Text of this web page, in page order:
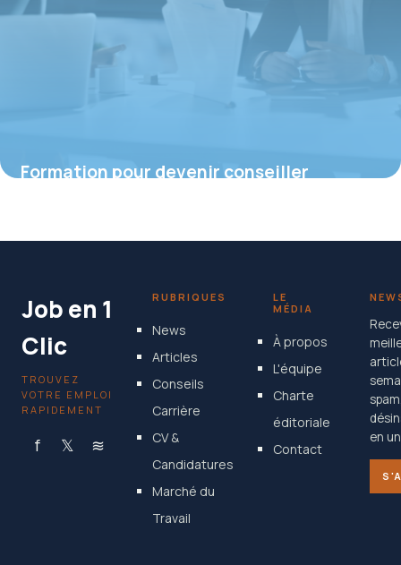
Formation pour devenir conseiller
Job en 1
Clic
TROUVEZ
VOTRE EMPLOI
RAPIDEMENT
f 𝕏 ≋
RUBRIQUES
News
Articles
Conseils
Carrière
CV &
Candidatures
Marché du
Travail
LE
MÉDIA
À propos
L'équipe
Charte
éditoriale
Contact
en